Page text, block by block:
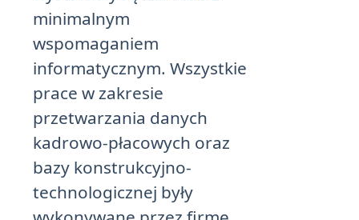
minimalnym
wspomaganiem
informatycznym. Wszystkie
prace w zakresie
przetwarzania danych
kadrowo-płacowych oraz
bazy konstrukcyjno-
technologicznej były